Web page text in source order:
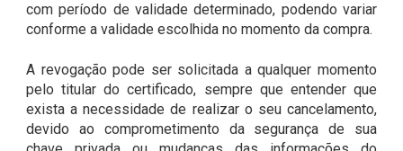
com período de validade determinado, podendo variar
conforme a validade escolhida no momento da compra.
A revogação pode ser solicitada a qualquer momento
pelo titular do certificado, sempre que entender que
exista a necessidade de realizar o seu cancelamento,
devido ao comprometimento da segurança de sua